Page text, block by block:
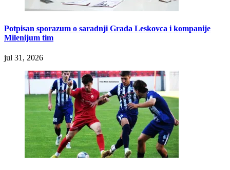
Potpisan sporazum o saradnji Grada Leskovca i kompanije
Milenijum tim
jul 31, 2026